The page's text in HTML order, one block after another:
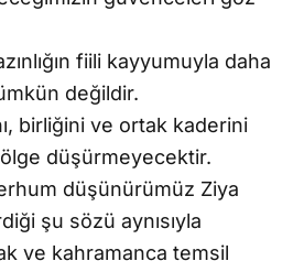
fiili kayyumuyla daha
değildir.
birliğini ve ortak kaderini
düşürmeyecektir.
düşünürümüz Ziya
şu sözü aynısıyla
ve kahramanca temsil